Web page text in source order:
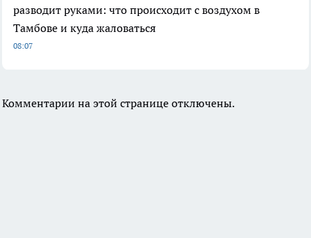
разводит руками: что происходит с воздухом в
Тамбове и куда жаловаться
08:07
Комментарии на этой странице отключены.